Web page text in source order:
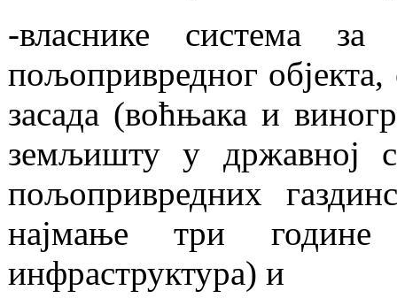
-власнике система за
пољопривредног
засада (воћњака и
земљишту у државној
пољопривредних
најмање три
инфраструктура) и